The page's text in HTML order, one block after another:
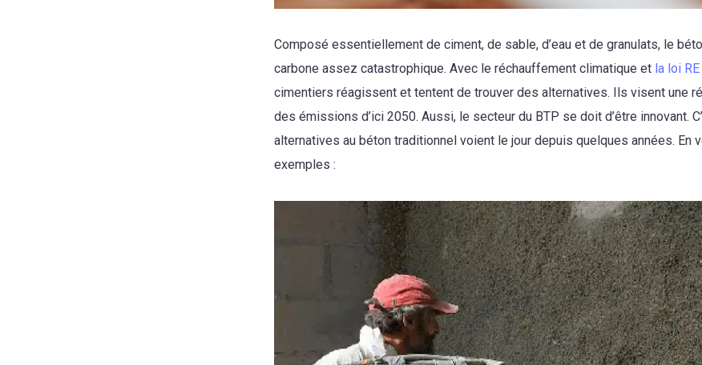
Composé essentiellement de ciment, de sable, d’eau et de granulats, le
carbone assez catastrophique. Avec le réchauffement climatique et la loi
cimentiers réagissent et tentent de trouver des alternatives. Ils visent une
des émissions d’ici 2050. Aussi, le secteur du BTP se doit d’être innovant.
alternatives au béton traditionnel voient le jour depuis quelques années. En
exemples :